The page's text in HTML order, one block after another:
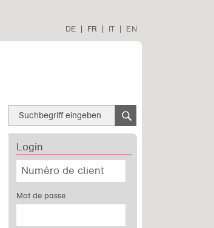
DE FR IT EN
>P125537
Login
Mot de passe